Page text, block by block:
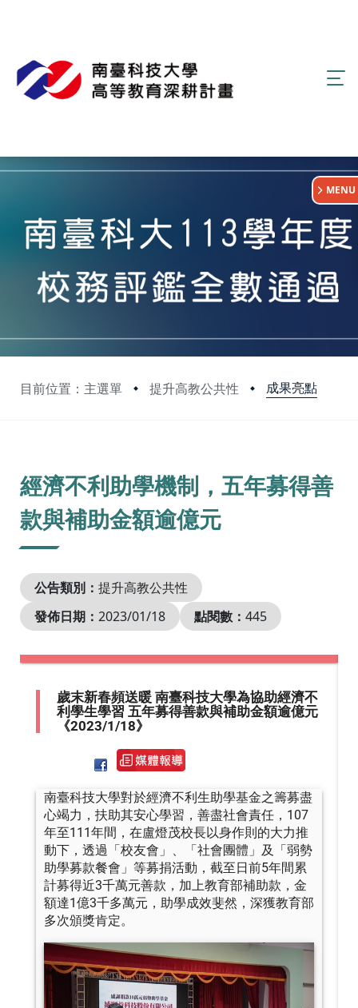
目前位置：主選單 提升高教公共性 成果亮點
:::
MENU
經濟不利助學機制，五年募得善
款與補助金額逾億元
公告類別： 提升高教公共性
發佈日期： 2023/01/18 點閱數： 445